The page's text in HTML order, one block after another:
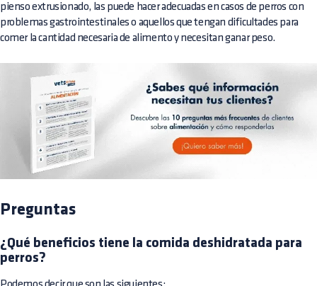
pienso extrusionado, las puede hacer adecuadas en casos de perros con
problemas gastrointestinales o aquellos que tengan dificultades para
comer la cantidad necesaria de alimento y necesitan ganar peso.
Preguntas
¿Qué beneficios tiene la comida deshidratada para
perros?